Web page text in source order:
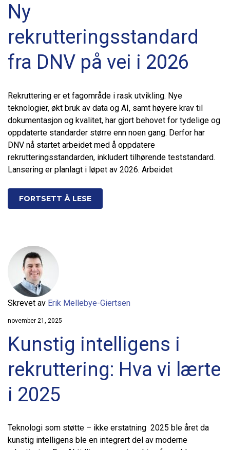
Ny
rekrutteringsstandard
fra DNV på vei i 2026
Rekruttering er et fagområde i rask utvikling. Nye
teknologier, økt bruk av data og AI, samt høyere krav til
dokumentasjon og kvalitet, har gjort behovet for tydelige og
oppdaterte standarder større enn noen gang. Derfor har
DNV nå startet arbeidet med å oppdatere
rekrutteringsstandarden, inkludert tilhørende teststandard.
Lansering er planlagt i løpet av 2026. Arbeidet
FORTSETT Å LESE
Skrevet av Erik Mellebye-Giertsen
november 21, 2025
Kunstig intelligens i
rekruttering: Hva vi lærte
i 2025
Teknologi som støtte – ikke erstatning 2025 ble året da
kunstig intelligens ble en integrert del av moderne